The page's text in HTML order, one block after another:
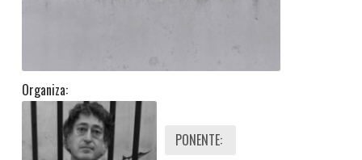
Organiza:
PONENTE: